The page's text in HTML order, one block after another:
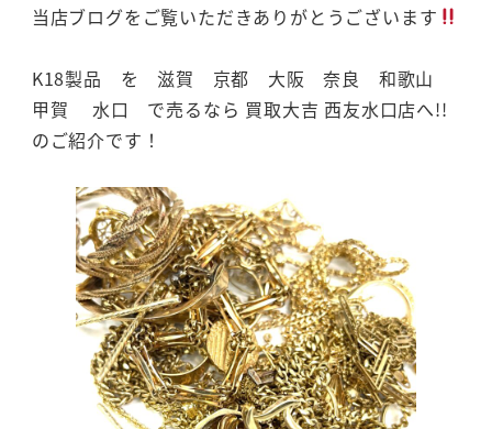
当店ブログをご覧いただきありがとうございます
K18製品 を 滋賀 京都 大阪 奈良 和歌山
甲賀 水口 で売るなら 買取大吉 西友水口店へ!!
のご紹介です！